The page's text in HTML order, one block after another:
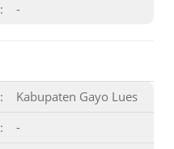
: -
:
Kabupaten Gayo Lues
:
-